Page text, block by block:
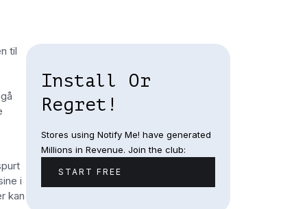
til
i
kan
Install Or
Regret!
Stores using Notify Me! have generated
Millions in Revenue. Join the club:
START FREE